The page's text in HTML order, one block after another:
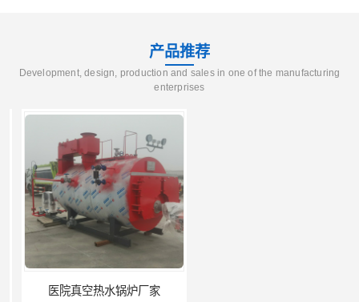
产品推荐
Development, design, production and sales in one of the manufacturing
enterprises
医院真空热水锅炉厂家